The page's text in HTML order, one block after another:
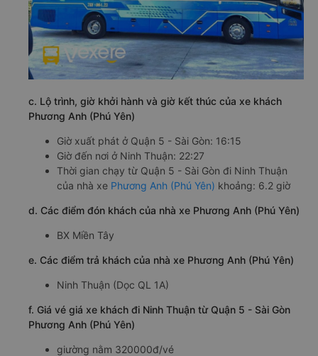
c. Lộ trình, giờ khởi hành và giờ kết thúc của xe khách
Phương Anh (Phú Yên)
Giờ xuất phát ở Quận 5 - Sài Gòn: 16:15
Giờ đến nơi ở Ninh Thuận: 22:27
Thời gian chạy từ Quận 5 - Sài Gòn đi Ninh Thuận
của nhà xe Phương Anh (Phú Yên) khoảng: 6.2 giờ
d. Các điểm đón khách của nhà xe Phương Anh (Phú Yên)
BX Miền Tây
e. Các điểm trả khách của nhà xe Phương Anh (Phú Yên)
Ninh Thuận (Dọc QL 1A)
f. Giá vé giá xe khách đi Ninh Thuận từ Quận 5 - Sài Gòn
Phương Anh (Phú Yên)
giường nằm 320000đ/vé